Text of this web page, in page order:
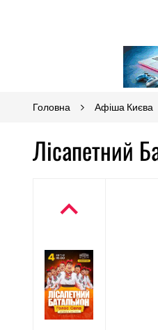
Головна Афіша Києва
Лісапетний